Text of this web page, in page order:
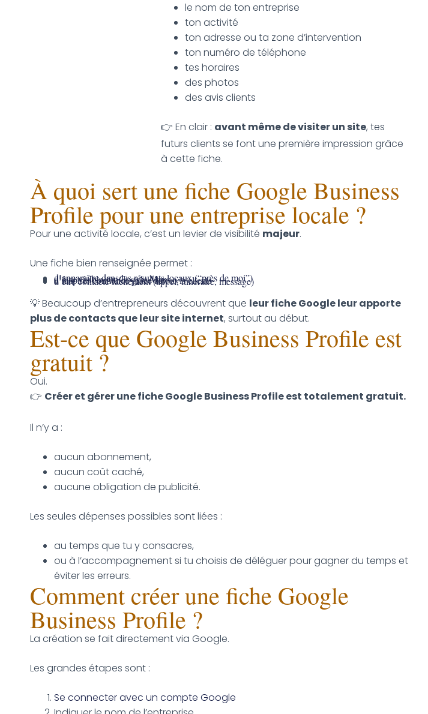
le nom de ton entreprise
ton activité
ton adresse ou ta zone d’intervention
ton numéro de téléphone
tes horaires
des photos
des avis clients
👉 En clair : avant même de visiter un site, tes
futurs clients se font une première impression grâce
à cette fiche.
À quoi sert une fiche Google Business
Profile pour une entreprise locale ?
Pour une activité locale, c’est un levier de visibilité majeur.
Une fiche bien renseignée permet :
d’apparaître dans les résultats locaux (“près de moi”)
d’être visible sur Google Maps
d’inspirer confiance grâce aux avis clients
d’être contacté facilement (appel, itinéraire, message)
💡 Beaucoup d’entrepreneurs découvrent que leur fiche Google leur apporte
plus de contacts que leur site internet, surtout au début.
Est-ce que Google Business Profile est
gratuit ?
Oui.
👉 Créer et gérer une fiche Google Business Profile est totalement gratuit.
Il n’y a :
aucun abonnement,
aucun coût caché,
aucune obligation de publicité.
Les seules dépenses possibles sont liées :
au temps que tu y consacres,
ou à l’accompagnement si tu choisis de déléguer pour gagner du temps et
éviter les erreurs.
Comment créer une fiche Google
Business Profile ?
La création se fait directement via Google.
Les grandes étapes sont :
Se connecter avec un compte Google